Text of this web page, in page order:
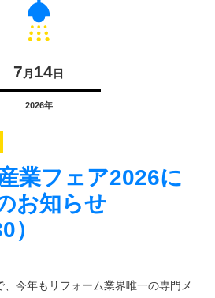
7 月 14日
2026年
業フェア2026に
お知らせ
）
、今年もリフォーム業界唯一の専門メ